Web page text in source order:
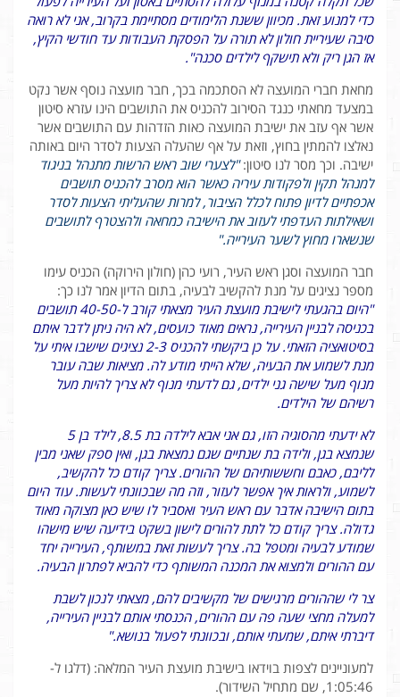
כדי למנוע זאת. מכיוון ששנת הלימודים מסתיימת בקרוב, אני לא רואה
סיבה שעיריית חולון לא תורה על הפסקת העבודות עד חודשי הקיץ,
אז הגן ריק ולא תישקף לילדים סכנה".
מחאת חברי המועצה לא הסתכמה בכך, חבר מועצה נוסף אשר נקט
במצעד מחאתי כנגד הסירוב להכניס את התושבים הינו עזרא סיטון
אשר אף עזב את ישיבת המועצה כאות הזדהות עם התושבים אשר
נאלצו להמתין בחוץ, וזאת על אף שהעלה הצעות לסדר היום באותה
ישיבה. וכך מסר לנו סיטון:"לצערי שוב ראש הרשות מתנהל בניגוד
למנהל תקין ולפקודות עיריה כאשר הוא מסרב להכניס תושבים
אכפתיים לדיון פתוח לכלל הציבור, למרות שהעליתי הצעות לסדר
ושאילתות העדפתי לעזוב את הישיבה כמחאה ולהצטרף לתושבים
שנשארו מחוץ לשער העירייה."
חבר המועצה וסגן ראש העיר, רועי כהן (חולון הירוקה) הכניס עימו
מספר נציגים על מנת להקשיב לבעיה, בתום הדיון אמר לנו כך:
"היום בהגעתי לישיבת מועצת העיר מצאתי קורב ל-40-50 תושבים
בכניסה לבניין העירייה, נראים מאוד כועסים, לא היה ניתן לדבר איתם
בסיטואציה הזאתי. על כן ביקשתי להכניס 2-3 נציגים שישבו איתי על
מנת לשמוע את הבעיה, שלא הייתי מודע לה. מציאות שבה עובר
מנוף מעל שישה גני ילדים, גם לדעתי מנוף לא צריך להיות מעל
רשיהם של הילדים.
לא ידעתי מהסוגיה הזו, גם אני אבא לילדה בת 8.5, לילד בן 5
שנמצא בגן, ולידה בת שנתיים שגם נמצאת בגן, ואין ספק שאני מבין
לליבם, כאבם וחששותיהם של ההורים. צריך קודם כל להקשיב,
לשמוע, ולראות איך אפשר לעזור, וזה מה שבכוונתי לעשות. עוד היום
בתום הישיבה אדבר עם ראש העיר ואסביר לו שיש כאן מצוקה מאוד
גדולה. צריך קודם כל לתת להורים לישון בשקט בידיעה שיש מישהו
שמודע לבעיה ומטפל בה. צריך לעשות זאת במשותף, העירייה יחד
עם ההורים ולמצוא את המכנה המשותף כדי להביא לפתרון הבעיה.
צר לי שההורים מרגישים של מקשיבים להם, מצאתי לנכון לשבת
למעלה מחצי שעה פה עם ההורים, הכנסתי אותם לבניין העירייה,
דיברתי איתם, שמעתי אותם, ובכוונתי לפעול בנושא."
למעוניינים לצפות בוידאו בישיבת מועצת העיר המלאה: (דלגו ל-
1:05:46, שם מתחיל השידור).